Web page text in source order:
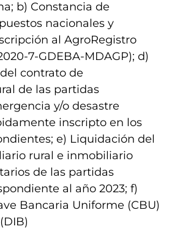
b) Constancia de
nacionales y
al AgroRegistro
7-GDEBA-MDAGP); d)
contrato de
de las partidas
y/o desastre
inscripto en los
e) Liquidación del
rural e inmobiliario
de las partidas
al año 2023; f)
Bancaria Uniforme (CBU)